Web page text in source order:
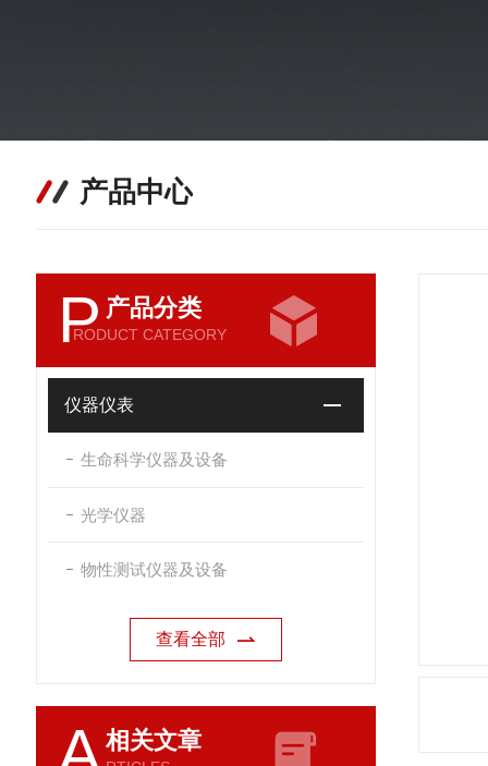
产品中心
P 产品分类
RODUCT CATEGORY
仪器仪表
生命科学仪器及设备
光学仪器
物性测试仪器及设备
查看全部
相关文章